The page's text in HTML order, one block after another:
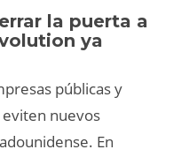
la puerta a
ya
públicas y
eviten nuevos
En